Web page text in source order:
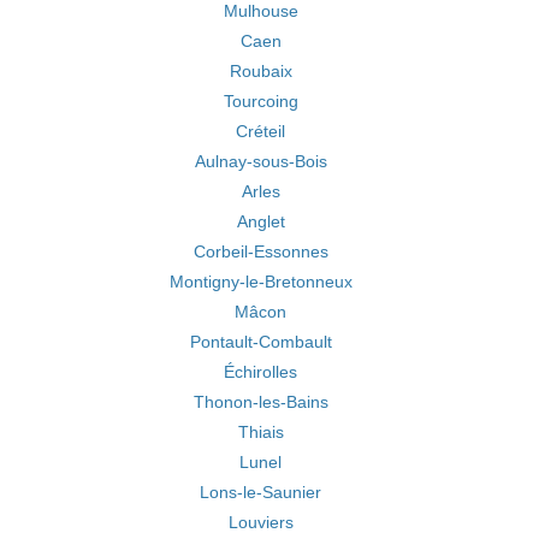
Mulhouse
Caen
Roubaix
Tourcoing
Créteil
Aulnay-sous-Bois
Arles
Anglet
Corbeil-Essonnes
Montigny-le-Bretonneux
Mâcon
Pontault-Combault
Échirolles
Thonon-les-Bains
Thiais
Lunel
Lons-le-Saunier
Louviers